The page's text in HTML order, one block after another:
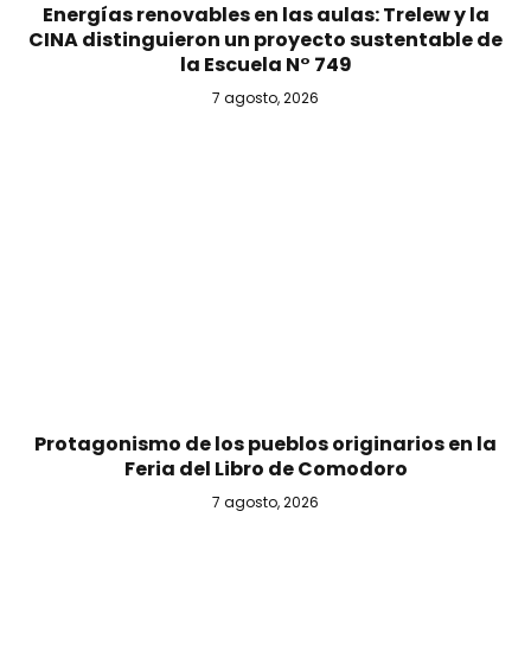
Energías renovables en las aulas: Trelew y la
CINA distinguieron un proyecto sustentable de
la Escuela N° 749
7 agosto, 2026
Protagonismo de los pueblos originarios en la
Feria del Libro de Comodoro
7 agosto, 2026